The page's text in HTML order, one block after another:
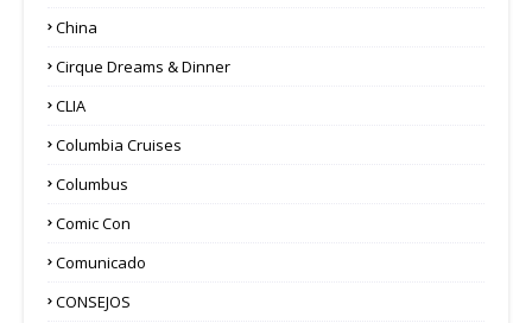
China
Cirque Dreams & Dinner
CLIA
Columbia Cruises
Columbus
Comic Con
Comunicado
CONSEJOS